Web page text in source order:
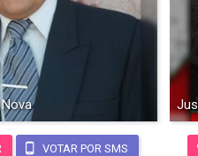
VOTAR POR SMS